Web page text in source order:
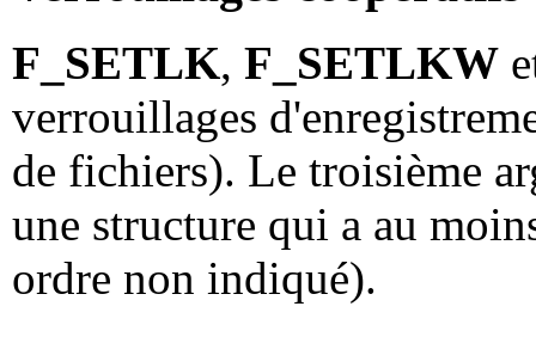
F_SETLK, F_SETLKW
verrouillages
de fichiers). Le troisième
une structure qui a au
ordre non indiqué).